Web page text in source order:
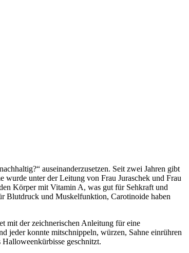
auseinanderzusetzen. Seit zwei Jahren gibt
wurde unter der Leitung von Frau Juraschek und Frau
Körper mit Vitamin A, was gut für Sehkraft und
Blutdruck und Muskelfunktion, Carotinoide haben
mit der zeichnerischen Anleitung für eine
jeder konnte mitschnippeln, würzen, Sahne einrühren
geschnitzt.